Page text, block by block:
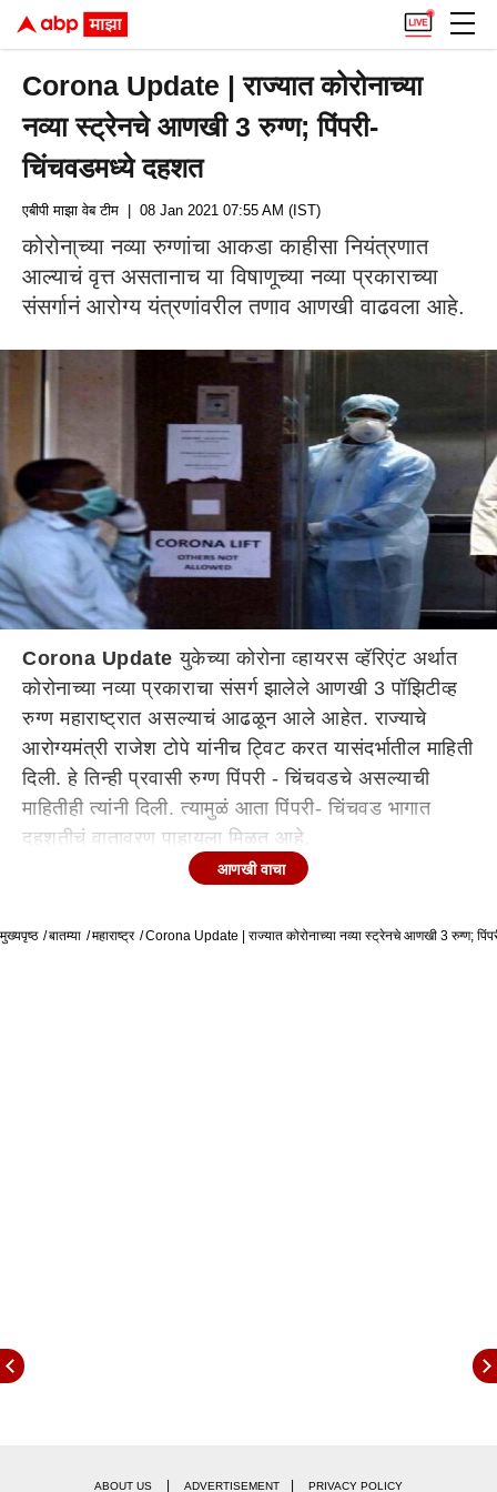
Corona Update | राज्यात कोरोनाच्या
नव्या स्ट्रेनचे आणखी 3 रुग्ण; पिंपरी-
चिंचवडमध्ये दहशत
एबीपी माझा वेब टीम | 08 Jan 2021 07:55 AM (IST)
कोरोना्च्या नव्या रुग्णांचा आकडा काहीसा नियंत्रणात
आल्याचं वृत्त असतानाच या विषाणूच्या नव्या प्रकाराच्या
संसर्गानं आरोग्य यंत्रणांवरील तणाव आणखी वाढवला आहे.
Corona Update युकेच्या कोरोना व्हायरस व्हॅरिएंट अर्थात
कोरोनाच्या नव्या प्रकाराचा संसर्ग झालेले आणखी 3 पॉझिटीव्ह
रुग्ण महाराष्ट्रात असल्याचं आढळून आले आहेत. राज्याचे
आरोग्यमंत्री राजेश टोपे यांनीच ट्विट करत यासंदर्भातील माहिती
दिली. हे तिन्ही प्रवासी रुग्ण पिंपरी - चिंचवडचे असल्याची
माहितीही त्यांनी दिली. त्यामुळं आता पिंपरी- चिंचवड भागात
दहशतीचं वातावरण पाहायला मिळत आहे.
'ब्रिटनमधील नवीन कोरोना स्ट्रेनचे राज्यात आणखी 3 प्रवाशी
स्ट्रेनचे राज्यात आता एकूण 11 प्रवाशी झाले आहेत', असं
आणखी वाचा
मुख्यपृष्ठ बातम्या महाराष्ट्र Corona Update | राज्यात कोरोनाच्या नव्या स्ट्रेनचे आणखी 3 रुग्ण;
ABOUT US ADVERTISEMENT PRIVACY POLICY